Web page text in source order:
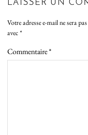
LAISSER UN
Votre adresse e-mail ne sera
avec *
Commentaire*